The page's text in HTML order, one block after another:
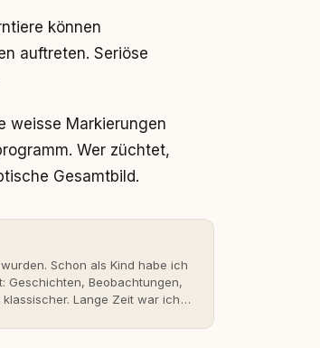
können
auftreten. Seriöse
weisse Markierungen
Wer züchtet,
Gesamtbild.
Schon als Kind habe ich
Geschichten, Beobachtungen,
Lange Zeit war ich
funktionieren kann.